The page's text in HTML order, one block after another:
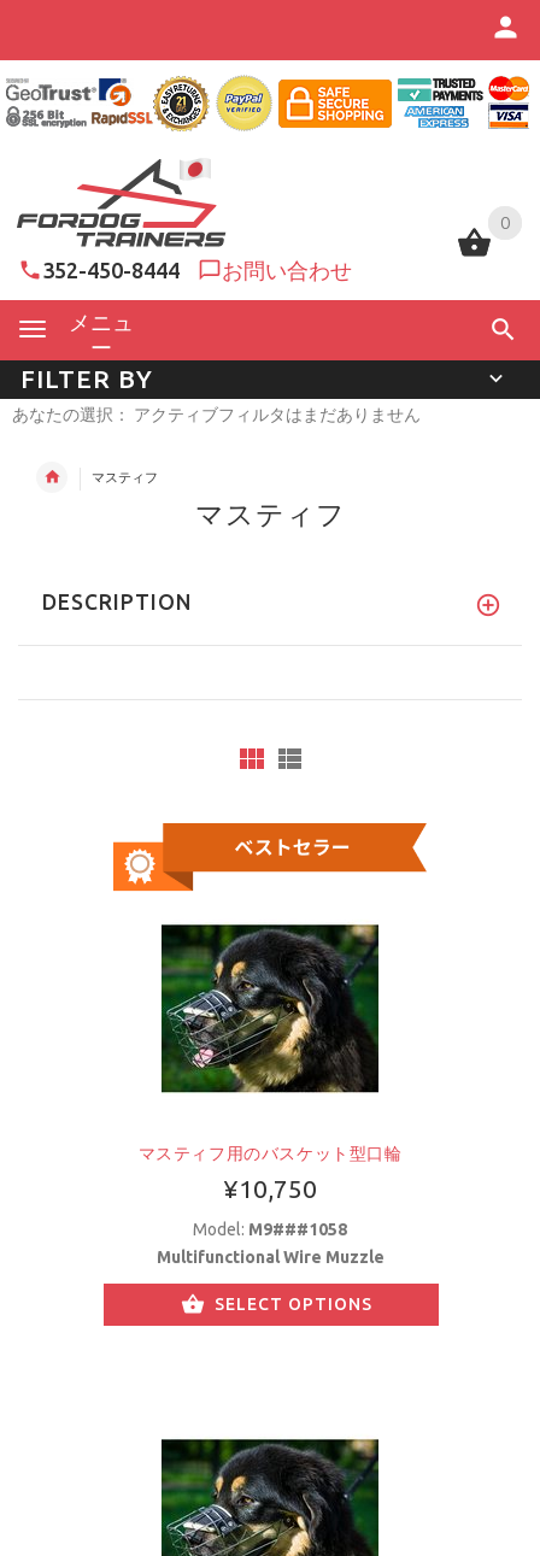
0
352-450-8444 お問い合わせ
メニュ
ー
0
FILTER BY
あなたの選択： アクティブフィルタはまだありません
マスティフ
マスティフ
DESCRIPTION
マスティフ用のバスケット型口輪
¥10,750
Model: M9###1058
Multifunctional Wire Muzzle
SELECT OPTIONS